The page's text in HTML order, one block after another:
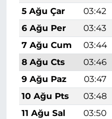
5 Ağu Çar
03:42
6 Ağu Per
03:43
7 Ağu Cum
03:44
8 Ağu Cts
03:46
9 Ağu Paz
03:47
10 Ağu Pts
03:48
11 Ağu Sal
03:50